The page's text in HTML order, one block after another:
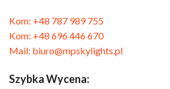
Kom: +48 787 989 755
Kom: +48 696 446 670
Mail: biuro@mpskylights.pl
Szybka Wycena: